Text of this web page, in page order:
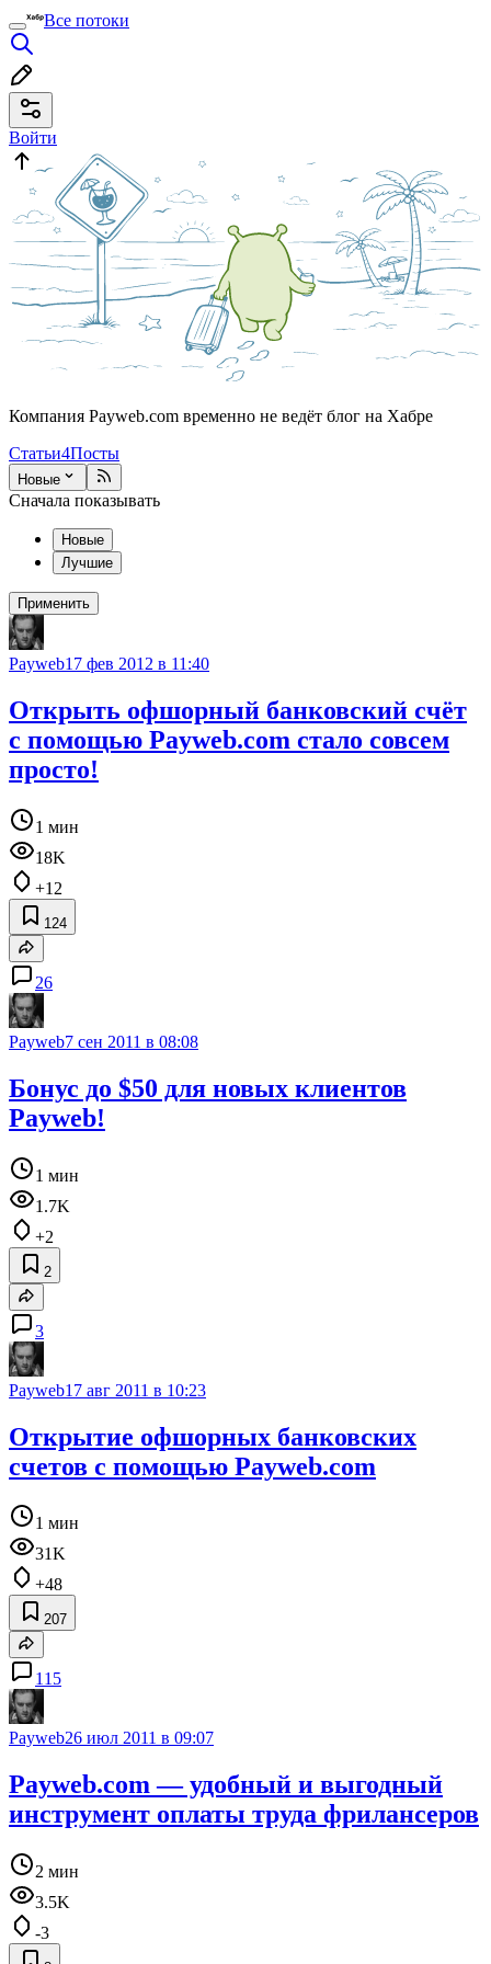
Все потоки
Войти
Компания Payweb.com временно не ведёт блог на Хабре
Статьи4Посты
Новые
Сначала показывать
Новые
Лучшие
Применить
Payweb17 фев 2012 в 11:40
Открыть офшорный банковский счёт
с помощью Payweb.com стало совсем
просто!
1 мин
18K
+12
124
26
Payweb7 сен 2011 в 08:08
Бонус до $50 для новых клиентов
Payweb!
1 мин
1.7K
+2
2
3
Payweb17 авг 2011 в 10:23
Открытие офшорных банковских
счетов с помощью Payweb.com
1 мин
31K
+48
207
115
Payweb26 июл 2011 в 09:07
Payweb.com — удобный и выгодный
инструмент оплаты труда фрилансеров
2 мин
3.5K
-3